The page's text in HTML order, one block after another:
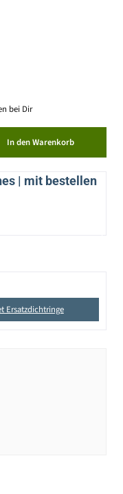
bei Dir
In den Warenkorb
| mit bestellen
Ersatzdichtringe